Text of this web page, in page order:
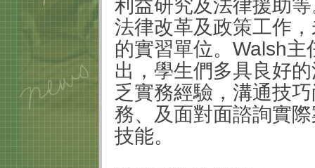
利益研究及法律援助
法律改革及政策工作
的實習單位。Walsh
出，學生們多具良好
乏實務經驗，溝通技
務、及面對面諮詢實
技能。